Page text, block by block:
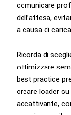
comunicare
dell’attesa,
a causa di
Ricorda di
ottimizzare
best practice
creare loader
accattivante,